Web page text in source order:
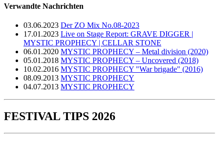
Verwandte Nachrichten
03.06.2023 Der ZO Mix No.08-2023
17.01.2023 Live on Stage Report: GRAVE DIGGER |
MYSTIC PROPHECY | CELLAR STONE
06.01.2020 MYSTIC PROPHECY – Metal division (2020)
05.01.2018 MYSTIC PROPHECY – Uncovered (2018)
10.02.2016 MYSTIC PROPHECY "War brigade" (2016)
08.09.2013 MYSTIC PROPHECY
04.07.2013 MYSTIC PROPHECY
FESTIVAL TIPS 2026